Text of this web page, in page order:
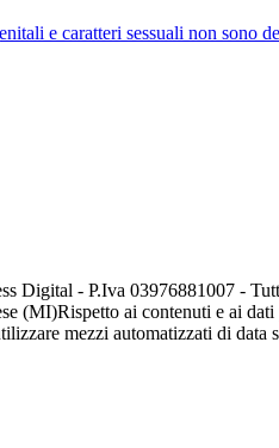
e caratteri sessuali non sono
Digital - P.Iva 03976881007 -
(MI)Rispetto ai contenuti e ai
mezzi automatizzati di data